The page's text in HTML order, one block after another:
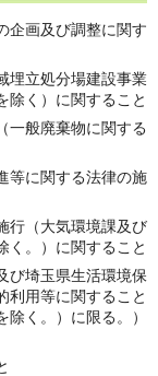
企画及び調整に関す
埋立処分場建設事業
除く）に関すること
一般廃棄物に関する
等に関する法律の施
行（大気環境課及び
く。）に関すること
び埼玉県生活環境保
利用等に関すること
除く。）に限る。）